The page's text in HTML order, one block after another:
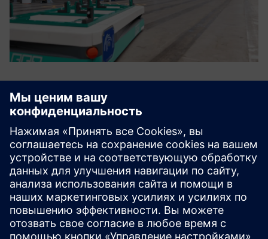
H2Giga — уровень
фертильности 4,2
С помощью партнеров по проекту по консорциуму
будет спроектирована, разработана и функционально
протестирована модульная производственная
установка для водородных электролизеров в
диапазоне гигаватт.
Получите больше информации